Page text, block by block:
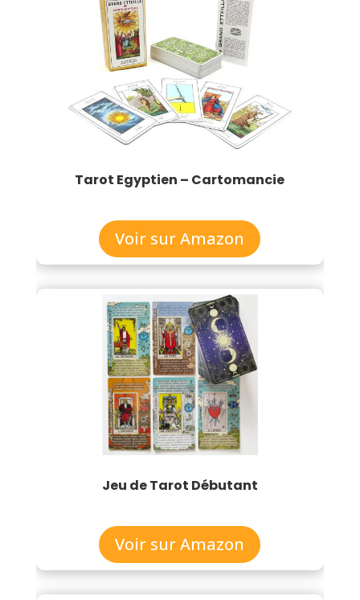
Tarot Egyptien – Cartomancie
Voir sur Amazon
Jeu de Tarot Débutant
Voir sur Amazon